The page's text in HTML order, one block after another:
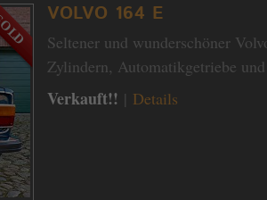
VOLVO 164 E
Seltener und wunderschöner
Zylindern, Automatikgetriebe
Verkauft!! | Details